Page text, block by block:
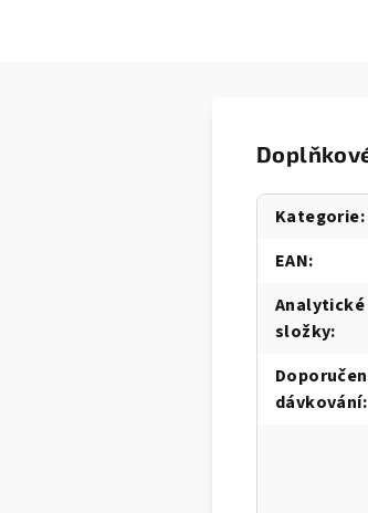
Kategorie:
EAN:
Analytické
složky:
dávkování: